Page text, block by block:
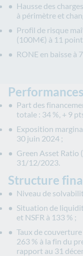
Hausse des
à périmètre et
Profil de risque
(100M€) à 11
RONE en baisse à
Part des
totale : 34 %, + 9
Exposition
30 juin 2024 ;
Green Asset Ratio
31/12/2023.
Structure
Niveau de
Situation de
et NSFR à 133 % ;
Taux de
263 % à la fin du
rapport au 31